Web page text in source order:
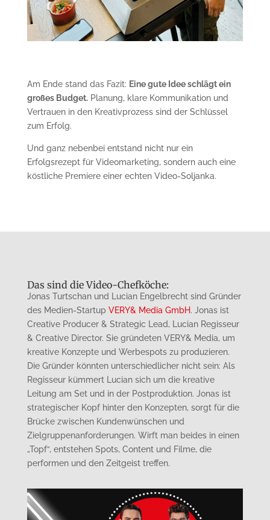
Am Ende stand das Fazit: Eine gute Idee schlägt ein
großes Budget.Planung, klare Kommunikation und
Vertrauen in den Kreativprozess sind der Schlüssel
zum Erfolg.
Und ganz nebenbei entstand nicht nur ein
Erfolgsrezept für Videomarketing, sondern auch eine
köstliche Premiere einer echten Video-Soljanka.
Das sind die Video-Chefköche:
Jonas Turtschan und Lucian Engelbrecht sind Gründer
des Medien-Startup VERY& Media GmbH. Jonas ist
Creative Producer & Strategic Lead, Lucian Regisseur
& Creative Director. Sie gründeten VERY& Media, um
kreative Konzepte und Werbespots zu produzieren.
Die Gründer könnten unterschiedlicher nicht sein: Als
Regisseur kümmert Lucian sich um die kreative
Leitung am Set und in der Postproduktion. Jonas ist
strategischer Kopf hinter den Konzepten, sorgt für die
Brücke zwischen Kundenwünschen und
Zielgruppenanforderungen. Wirft man beides in einen
„Topf“, entstehen Spots, Content und Filme, die
performen und den Zeitgeist treffen.